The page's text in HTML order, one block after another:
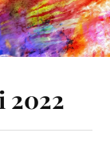
2022